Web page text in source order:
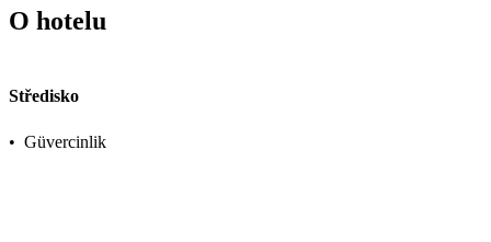
O hotelu
Středisko
• Güvercinlik